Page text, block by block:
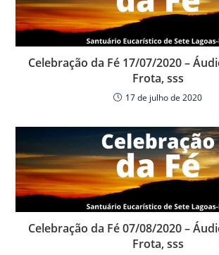
Celebração da Fé 17/07/2020 –
Frota, sss
17 de julho de 2020
Celebração da Fé 07/08/2020 –
Frota, sss